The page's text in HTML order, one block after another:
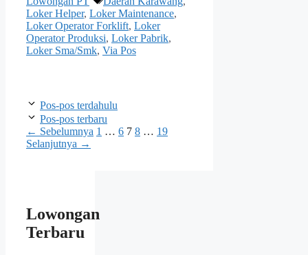
Loker Helper, Loker Maintenance,
Loker Operator Forklift, Loker
Operator Produksi, Loker Pabrik,
Loker Sma/Smk, Via Pos
Pos-pos terdahulu
Pos-pos terbaru
← Sebelumnya Halaman
1 … Halaman
6 Halaman
7 Halaman
8 … Halaman
19
Selanjutnya →
Lowongan
Terbaru